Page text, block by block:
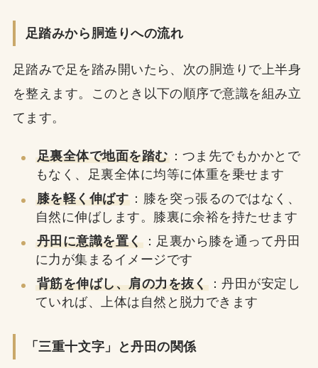
足踏みから胴造りへの流れ
足踏みで足を踏み開いたら、次の胴造りで上半身
を整えます。このとき以下の順序で意識を組み立
てます。
足裏全体で地面を踏む ：つま先でもかかとで
もなく、足裏全体に均等に体重を乗せます
膝を軽く伸ばす ：膝を突っ張るのではなく、
自然に伸ばします。膝裏に余裕を持たせます
丹田に意識を置く
：足裏から膝を通って丹田
に力が集まるイメージです
背筋を伸ばし、肩の力を抜く
：丹田が安定し
ていれば、上体は自然と脱力できます
「三重十文字」と丹田の関係